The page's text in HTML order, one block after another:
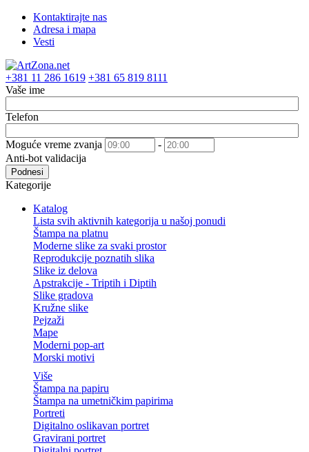
Kontaktirajte nas
Adresa i mapa
Vesti
+381 11 286 1619 +381 65 819 8111
Vaše ime
Telefon
Moguće vreme zvanja
-
Anti-bot validacija
Podnesi
Kategorije
Katalog
Lista svih aktivnih kategorija u našoj ponudi
Štampa na platnu
Moderne slike za svaki prostor
Reprodukcije poznatih slika
Slike iz delova
Apstrakcije - Triptih i Diptih
Slike gradova
Kružne slike
Pejzaži
Mape
Moderni pop-art
Morski motivi
Više
Štampa na papiru
Štampa na umetničkim papirima
Portreti
Digitalno oslikavan portret
Gravirani portret